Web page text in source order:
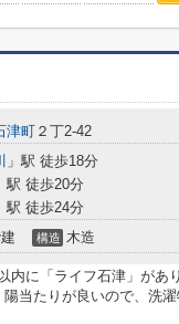
津町 ２丁2-42
」駅 徒歩18分
駅 徒歩20分
駅 徒歩24分
構造 木造
内に「ライフ石津」があ
当たりが良いので、洗